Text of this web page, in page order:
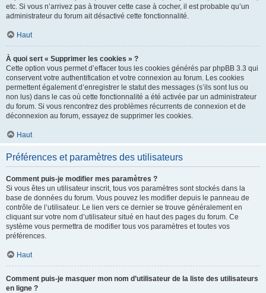
etc. Si vous n’arrivez pas à trouver cette case à cocher, il est probable qu’un
administrateur du forum ait désactivé cette fonctionnalité.
Haut
À quoi sert « Supprimer les cookies » ?
Cette option vous permet d’effacer tous les cookies générés par phpBB 3.3 qui
conservent votre authentification et votre connexion au forum. Les cookies
permettent également d’enregistrer le statut des messages (s’ils sont lus ou
non lus) dans le cas où cette fonctionnalité a été activée par un administrateur
du forum. Si vous rencontrez des problèmes récurrents de connexion et de
déconnexion au forum, essayez de supprimer les cookies.
Haut
Préférences et paramètres des utilisateurs
Comment puis-je modifier mes paramètres ?
Si vous êtes un utilisateur inscrit, tous vos paramètres sont stockés dans la
base de données du forum. Vous pouvez les modifier depuis le panneau de
contrôle de l’utilisateur. Le lien vers ce dernier se trouve généralement en
cliquant sur votre nom d’utilisateur situé en haut des pages du forum. Ce
système vous permettra de modifier tous vos paramètres et toutes vos
préférences.
Haut
Comment puis-je masquer mon nom d’utilisateur de la liste des utilisateurs
en ligne ?